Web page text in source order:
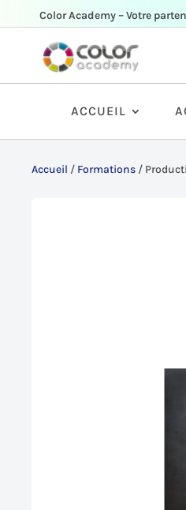
Color Academy – Votre
ACCUEIL
Accueil / Formations /